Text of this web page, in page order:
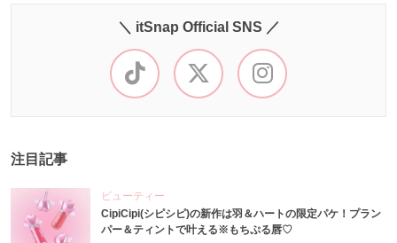
＼ itSnap Official SNS ／
注目記事
ビューティー
CipiCipi(シピシピ)の新作は羽＆ハートの限定パケ！プラン
パー＆ティントで叶える※もちぷる唇♡